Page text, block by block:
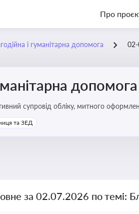
Про
і гуманітарна допомога
допомога
супровід обліку, митного
та ЗЕД
за 02.07.2026 по темі: